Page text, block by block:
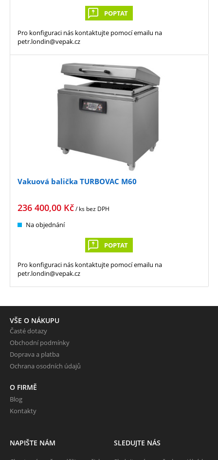
POPTAT
Pro konfiguraci nás kontaktujte pomocí emailu na
petr.londin@vepak.cz
Vakuová balička TURBOVAC M60
236 400,00 Kč/ ks bez DPH
Na objednání
POPTAT
Pro konfiguraci nás kontaktujte pomocí emailu na
petr.londin@vepak.cz
VŠE O NÁKUPU
Časté dotazy
Obchodní podmínky
Doprava a platba
Ochrana osodních údajů
O FIRMĚ
Blog
Kontakty
NAPIŠTE NÁM SLEDUJTE NÁS